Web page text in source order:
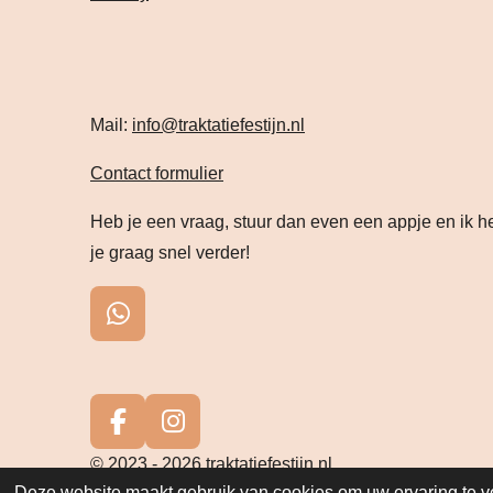
Mail: info@traktatiefestijn.nl
Contact formulier
Heb je een vraag, stuur dan even een appje en ik
je graag snel verder!
W
t
s
A
p
F
a
c
I
n
s
© 2023 - 2026 traktatiefestijn.nl